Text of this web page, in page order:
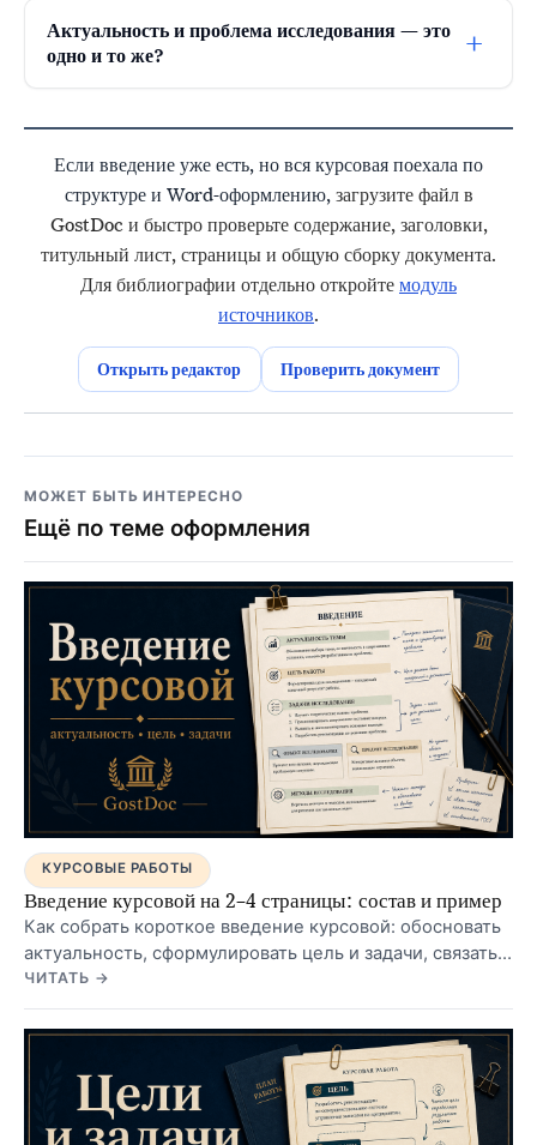
Актуальность и проблема исследования — это
одно и то же?
+
Если введение уже есть, но вся курсовая поехала по
структуре и Word-оформлению,загрузите файл в
GostDoc и быстро проверьте содержание, заголовки,
титульный лист, страницы и общую сборку документа.
Для библиографии отдельно откройтемодуль
источников.
Открыть редактор Проверить документ
МОЖЕТ БЫТЬ ИНТЕРЕСНО
Ещё по теме оформления
КУРСОВЫЕ РАБОТЫ
Введение курсовой на 2–4 страницы: состав и пример
Как собрать короткое введение курсовой: обосновать
актуальность, сформулировать цель и задачи, связать
их с главами и проверить по методичке.
ЧИТАТЬ →